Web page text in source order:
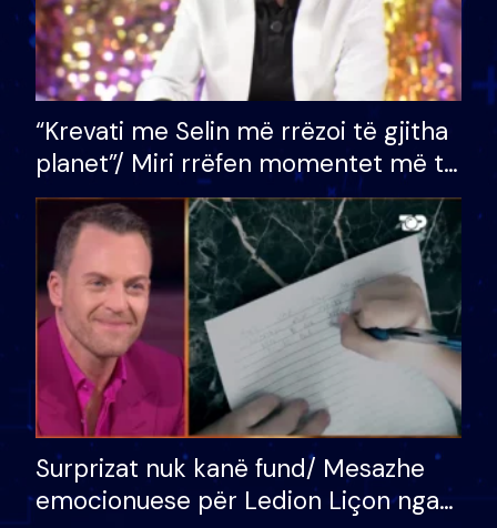
“Krevati me Selin më rrëzoi të gjitha
planet”/ Miri rrëfen momentet më të
bukura në shtëpinë e BB VIP: Do më
mungojë zilja e mëngjesit kur…
Surprizat nuk kanë fund/ Mesazhe
emocionuese për Ledion Liçon nga